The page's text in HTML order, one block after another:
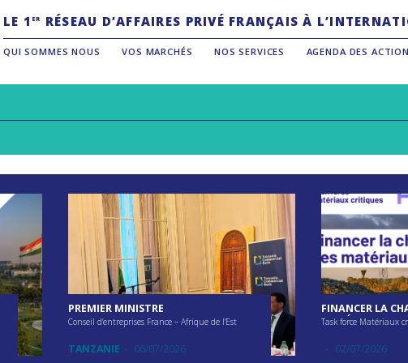
LE 1 ER RÉSEAU D’AFFAIRES PRIVÉ FRANÇAIS À
QUI SOMMES NOUS VOS MARCHÉS NOS SERVICES AGENDA DES
PREMIER MINISTRE
Conseil d’entreprises France – Afrique de l’Est
TANZANIE 06/07/2026
FINANCER LA
MATÉRIAUX
Task force Matériaux
02/07/2026